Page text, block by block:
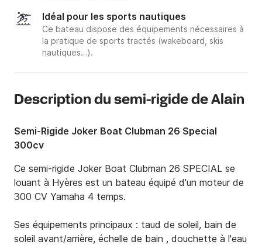
Idéal pour les sports nautiques
Ce bateau dispose des équipements nécessaires à
la pratique de sports tractés (wakeboard, skis
nautiques…).
Description du semi-rigide de Alain
Semi-Rigide Joker Boat Clubman 26 Special
300cv
Ce semi-rigide Joker Boat Clubman 26 SPECIAL se
louant à Hyères est un bateau équipé d'un moteur de
300 CV Yamaha 4 temps.
Ses équipements principaux : taud de soleil, bain de
soleil avant/arrière, échelle de bain , douchette à l'eau